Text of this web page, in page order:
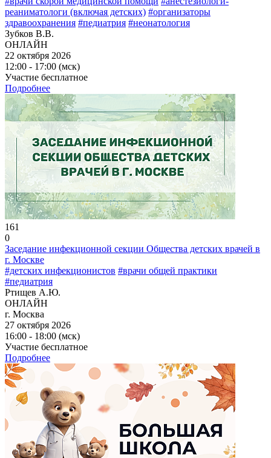
реаниматологи (включая детских) #организаторы
здравоохранения #педиатрия #неонатология
Зубков В.В.
ОНЛАЙН
22 октября 2026
12:00 - 17:00 (мск)
Участие бесплатное
Подробнее
161
0
Заседание инфекционной секции Общества детских врачей в
г. Москве
#детских инфекционистов #врачи общей практики
#педиатрия
Ртищев А.Ю.
ОНЛАЙН
г. Москва
27 октября 2026
16:00 - 18:00 (мск)
Участие бесплатное
Подробнее